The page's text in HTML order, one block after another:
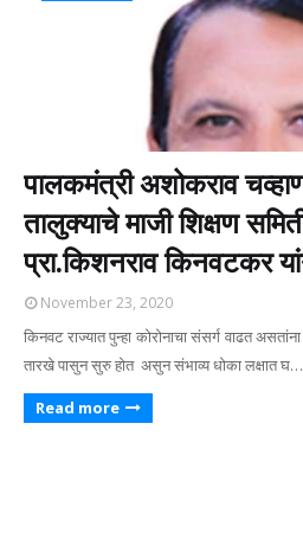
पालकमंत्री अशोकराव
तालुक्याचे माजी शिक्षण
प्रा.किशनराव किनवटकर
November 23, 2020
किनवट राज्यात पुन्हा कोरोनाचा संसर्ग वाढत असतांना
तारखे पासुन सुरु होत असुन संभाव्य धोका लक्षात घ…
Read more